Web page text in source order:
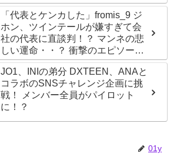
Kep1er、ZEROBASEONEら人気
グループが続々と誕生！ JO1や
INI、ME:Iを生んだ日プまで一挙紹
介
「代表とケンカした」fromis_9 ジ
ホン、ツインテールが嫌すぎて会
社の代表に直談判！？ マンネの悲
しい運命・・？ 衝撃のエピソード
に爆笑
JO1、INIの弟分 DXTEEN、ANAと
コラボのSNSチャレンジ企画に挑
戦！ メンバー全員がパイロット
に！？
01y